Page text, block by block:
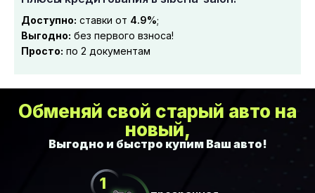
Доступно: ставки от 4.9%;
Выгодно: без первого взноса!
Просто: по 2 документам
Обменяй свой старый авто на
новый,